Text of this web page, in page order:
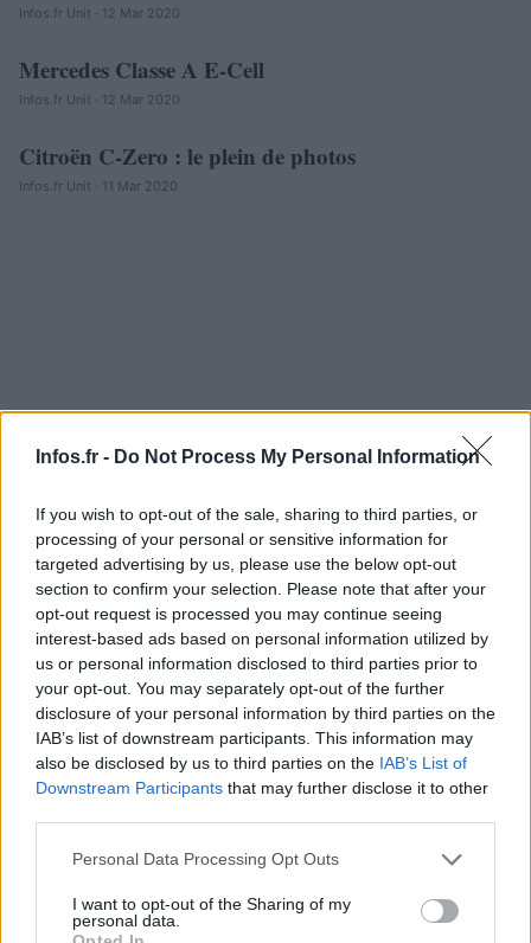
Infos.fr - Do Not Process My Personal Information
If you wish to opt-out of the sale, sharing to third parties, or
processing of your personal or sensitive information for
targeted advertising by us, please use the below opt-out
section to confirm your selection. Please note that after your
opt-out request is processed you may continue seeing
interest-based ads based on personal information utilized by
us or personal information disclosed to third parties prior to
your opt-out. You may separately opt-out of the further
disclosure of your personal information by third parties on the
IAB’s list of downstream participants. This information may
also be disclosed by us to third parties on the IAB’s List of
Downstream Participants that may further disclose it to other
Please note that this website/app uses one or more Google
not limited to your visit or usage behaviour. You may click to
grant or deny consent to Google and its third-party tags to
Personal Data Processing Opt Outs
I want to opt-out of the Sharing of my
personal data.
Infos.fr Unit · 12 Mar 2020
AUTOMOBILE
Mercedes Classe A E-Cell
Infos.fr Unit · 12 Mar 2020
AUTOMOBILE
Citroën C-Zero : le plein de photos
Infos.fr Unit · 11 Mar 2020
AUTOMOBILE
Officiel : Kangoo Express Z.E.
Infos.fr Unit · 11 Mar 2020
AUTOMOBILE
Les voitures néo-rétros, épisode 2 : Citroën Revolte
Infos.fr Unit · 11 Mar 2020
Infos.fr Unit · 11 Mar 2020
AUTOMOBILE
Officiel : Audi e-Tron Spyder